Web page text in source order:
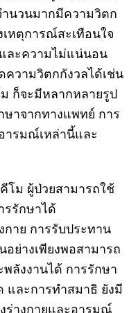
ำนวนมากมีความวิตก
เหตุการณ์สะเทือนใจ
ละความไม่แน่นอน
ความวิตกกังวลได้เช่น
ก็จะมีหลากหลายรูป
ษาจากทางแพทย์ การ
ารมณ์เหล่านี้และ
โม ผู้ป่วยสามารถใช้
รรักษาได้
กาย การรับประทาน
ย่างเพียงพอสามารถ
ลังงานได้ การรักษา
และการทำสมาธิ ยังมี
ร่างกายและอารมณ์